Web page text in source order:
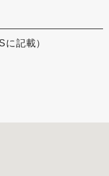
記載）